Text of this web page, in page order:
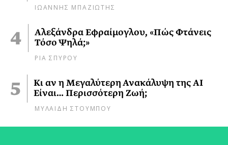
ΙΩΑΝΝΗΣ ΜΠΑΖΙΩΤΗΣ
Αλεξάνδρα Εφραίμογλου, «Πώς Φτάνεις
Τόσο Ψηλά;»
ΡΙΑ ΣΠΥΡΟΥ
Κι αν η Μεγαλύτερη Ανακάλυψη της AI
Είναι… Περισσότερη Ζωή;
ΜΥΛΑΙΔΗ ΣΤΟΥΜΠΟΥ